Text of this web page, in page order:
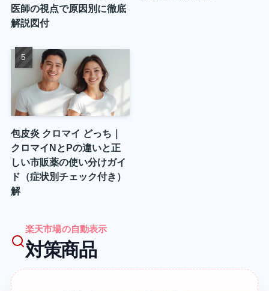
医師の視点で原因別に徹底
解説図付
包皮炎 クロマイ どっち｜
クロマイNとPの違いと正
しい市販薬の使い分けガイ
ド（症状別チェック付き）
解
楽天市場の自動表示
対策商品